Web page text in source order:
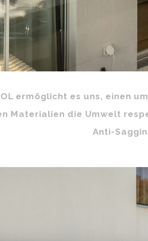
ermöglicht es uns, einen
Materialien die Umwelt
Anti-